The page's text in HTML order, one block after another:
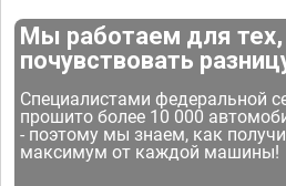
Мы работаем для
почувствовать
Специалистами федеральной
прошито более 10 000
- поэтому мы знаем, как
максимум от каждой машины!